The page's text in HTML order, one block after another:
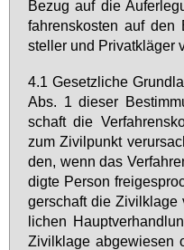
Be­zug auf die
fah­rens­kos­ten auf den
stel­ler und Pri­vat­klä­ger
4.1 Ge­setz­li­che
Abs. 1 die­ser
schaft die
zum Zi­vil­punkt
den, wenn das
dig­te Per­son
ger­schaft die
li­chen
Zi­vil­kla­ge ab­ge­wie­sen